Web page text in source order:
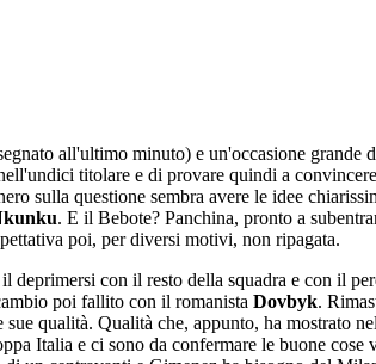
all'ultimo minuto) e un'occasione grande
titolare e di provare quindi a convincere
sulla questione sembra avere le idee
. E il Bebote? Panchina, pronto a
poi, per diversi motivi, non ripagata.
con il resto della squadra e con il
poi fallito con il romanista Dovbyk.
qualità. Qualità che, appunto, ha mostrato
Italia e ci sono da confermare le buone cose